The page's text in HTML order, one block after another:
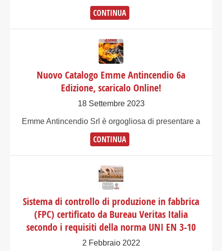
CONTINUA
Nuovo Catalogo Emme Antincendio 6a
Edizione, scaricalo Online!
18 Settembre 2023
Emme Antincendio Srl è orgogliosa di presentare a
CONTINUA
Sistema di controllo di produzione in fabbrica
(FPC) certificato da Bureau Veritas Italia
secondo i requisiti della norma UNI EN 3-10
2 Febbraio 2022